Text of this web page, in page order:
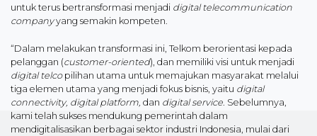
untuk terus bertransformasi menjadi digital telecommunication
companyyang semakin kompeten.
“Dalam melakukan transformasi ini, Telkom berorientasi kepada
pelanggan (customer-oriented), dan memiliki visi untuk menjadi
digital telcopilihan utama untuk memajukan masyarakat melalui
tiga elemen utama yang menjadi fokus bisnis, yaitu digital
connectivity, digital platform, dan digital service . Sebelumnya,
kami telah sukses mendukung pemerintah dalam
mendigitalisasikan berbagai sektor industri Indonesia, mulai dari